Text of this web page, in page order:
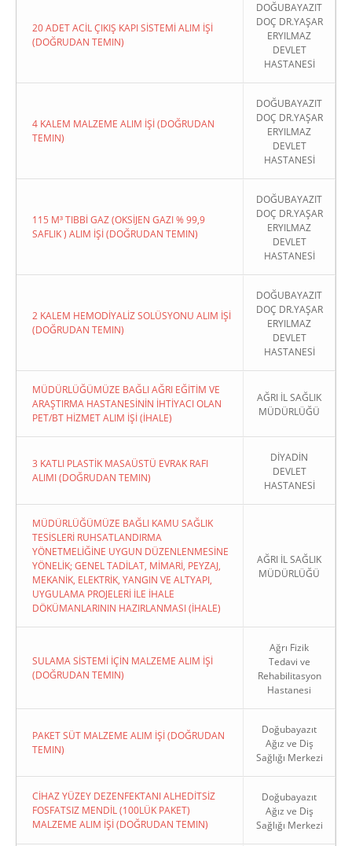
20 ADET ACİL ÇIKIŞ KAPI SİSTEMİ ALIM İŞİ
(DOĞRUDAN TEMIN)
DOĞUBAYAZIT
DOÇ DR.YAŞAR
ERYILMAZ
DEVLET
HASTANESİ
4 KALEM MALZEME ALIM İŞİ (DOĞRUDAN
TEMIN)
DOĞUBAYAZIT
DOÇ DR.YAŞAR
ERYILMAZ
DEVLET
HASTANESİ
115 M³ TIBBİ GAZ (OKSİJEN GAZI % 99,9
SAFLIK ) ALIM İŞİ (DOĞRUDAN TEMIN)
DOĞUBAYAZIT
DOÇ DR.YAŞAR
ERYILMAZ
DEVLET
HASTANESİ
2 KALEM HEMODİYALİZ SOLÜSYONU ALIM İŞİ
(DOĞRUDAN TEMIN)
DOĞUBAYAZIT
DOÇ DR.YAŞAR
ERYILMAZ
DEVLET
HASTANESİ
MÜDÜRLÜĞÜMÜZE BAĞLI AĞRI EĞİTİM VE
ARAŞTIRMA HASTANESİNİN İHTİYACI OLAN
PET/BT HİZMET ALIM İŞİ (İHALE)
AĞRI İL SAĞLIK
MÜDÜRLÜĞÜ
3 KATLI PLASTİK MASAÜSTÜ EVRAK RAFI
ALIMI (DOĞRUDAN TEMIN)
DİYADİN
DEVLET
HASTANESİ
MÜDÜRLÜĞÜMÜZE BAĞLI KAMU SAĞLIK
TESİSLERİ RUHSATLANDIRMA
YÖNETMELİĞİNE UYGUN DÜZENLENMESİNE
YÖNELİK; GENEL TADİLAT, MİMARİ, PEYZAJ,
MEKANİK, ELEKTRİK, YANGIN VE ALTYAPI,
UYGULAMA PROJELERİ İLE İHALE
DÖKÜMANLARININ HAZIRLANMASI (İHALE)
AĞRI İL SAĞLIK
MÜDÜRLÜĞÜ
SULAMA SİSTEMİ İÇİN MALZEME ALIM İŞİ
(DOĞRUDAN TEMIN)
Ağrı Fizik
Tedavi ve
Rehabilitasyon
Hastanesi
PAKET SÜT MALZEME ALIM İŞİ (DOĞRUDAN
TEMIN)
Doğubayazıt
Ağız ve Diş
Sağlığı Merkezi
CİHAZ YÜZEY DEZENFEKTANI ALHEDİTSİZ
FOSFATSIZ MENDİL (100LÜK PAKET)
MALZEME ALIM İŞİ (DOĞRUDAN TEMIN)
Doğubayazıt
Ağız ve Diş
Sağlığı Merkezi